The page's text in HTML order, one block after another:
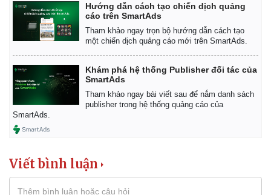
Hướng dẫn cách tạo chiến dịch quảng
cáo trên SmartAds
Tham khảo ngay trọn bộ hướng dẫn cách tạo
một chiến dịch quảng cáo mới trên SmartAds.
Khám phá hệ thống Publisher đối tác của
SmartAds
Tham khảo ngay bài viết sau để nắm danh sách
publisher trong hệ thống quảng cáo của
SmartAds.
Viết bình luận